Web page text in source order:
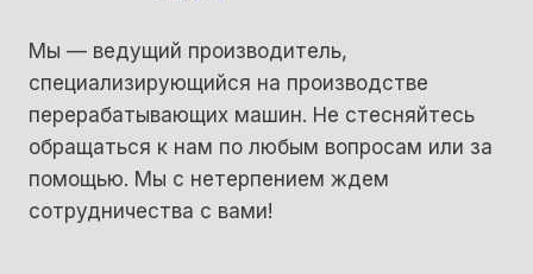
Мы — ведущий производитель,
специализирующийся на производстве
перерабатывающих машин. Не стесняйтесь
обращаться к нам по любым вопросам или за
помощью. Мы с нетерпением ждем
сотрудничества с вами!